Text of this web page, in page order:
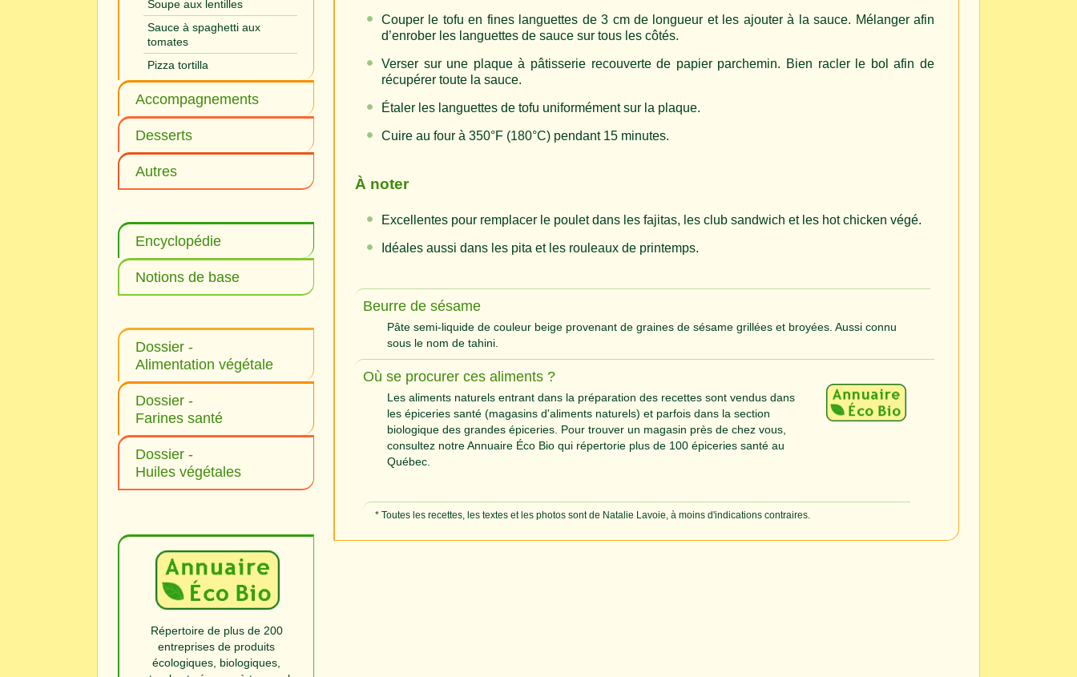
Soupe aux lentilles
Sauce à spaghetti aux
tomates
Pizza tortilla
Accompagnements
Desserts
Autres
Encyclopédie
Notions de base
Dossier -
Alimentation végétale
Dossier -
Farines santé
Dossier -
Huiles végétales
Répertoire de plus de 200
entreprises de produits
écologiques, biologiques,
Couper le tofu en fines languettes de 3 cm de longueur et les ajouter à la sauce. Mélanger afin
d’enrober les languettes de sauce sur tous les côtés.
Verser sur une plaque à pâtisserie recouverte de papier parchemin. Bien racler le bol afin de
récupérer toute la sauce.
Étaler les languettes de tofu uniformément sur la plaque.
Cuire au four à 350°F (180°C) pendant 15 minutes.
À noter
Excellentes pour remplacer le poulet dans les fajitas, les club sandwich et les hot chicken végé.
Idéales aussi dans les pita et les rouleaux de printemps.
Beurre de sésame
Pâte semi-liquide de couleur beige provenant de graines de sésame grillées et broyées. Aussi connu
sous le nom de tahini.
Où se procurer ces aliments ?
Les aliments naturels entrant dans la préparation des recettes sont vendus dans
les épiceries santé (magasins d'aliments naturels) et parfois dans la section
biologique des grandes épiceries. Pour trouver un magasin près de chez vous,
consultez notre Annuaire Éco Bio qui répertorie plus de 100 épiceries santé au
Québec.
* Toutes les recettes, les textes et les photos sont de Natalie Lavoie, à moins d'indications contraires.